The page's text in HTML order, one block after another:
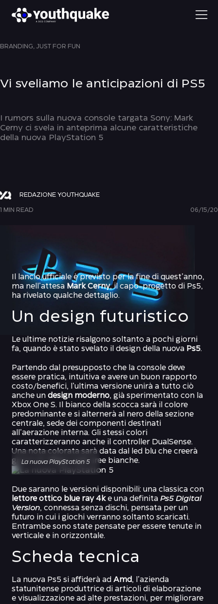
BRANDING, JUST FOR FUN
Vi sveliamo le anticipazioni di PS5
REDAZIONE YOUTHQUAKE
I rumors sulla nuova console targata Sony: Mark
Cerny ci svela in anteprima alcune caratteristiche
della nuova PlayStation 5
1 MIN READ 06/15/20
Il lancio ufficiale è previsto per la fine di quest’anno,
ma nell’attesa Mark Cerny, il capo-progetto di Ps5,
ha rivelato qualche dettaglio.
Un design futuristico
Le ultime notizie risalgono soltanto a pochi giorni
fa, quando è stato svelato il design della nuova Ps5.
Partendo dal presupposto che la console deve
essere pratica, intuitiva e avere un buon rapporto
costo/benefici, l’ultima versione unirà a tutto ciò
anche un design moderno, già sperimentato con la
Xbox One S. Il bianco della scocca sarà il colore
predominante e si alternerà al nero della sezione
centrale, sede dei componenti destinati
all’aerazione interna. Gli stessi colori
caratterizzeranno anche il controller DualSense.
Una nota colorata sarà data dal led blu che creerà
giochi di riflessi sulle aree bianche.
La nuova PlayStation 5
Due saranno le versioni disponibili: una classica con
lettore ottico blue ray 4ke una definita Ps5 Digital
Version, connessa senza dischi, pensata per un
futuro in cui i giochi verranno soltanto scaricati.
Entrambe sono state pensate per essere tenute in
verticale e in orizzontale.
Scheda tecnica
La nuova Ps5 si affiderà ad Amd , l’azienda
statunitense produttrice di articoli di elaborazione
e visualizzazione ad alte prestazioni, per migliorare